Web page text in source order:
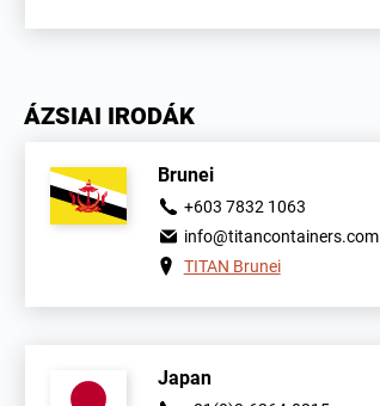
ÁZSIAI IRODÁK
Brunei
+603 7832 1063
info@titancontainers.com
TITAN Brunei
Japan